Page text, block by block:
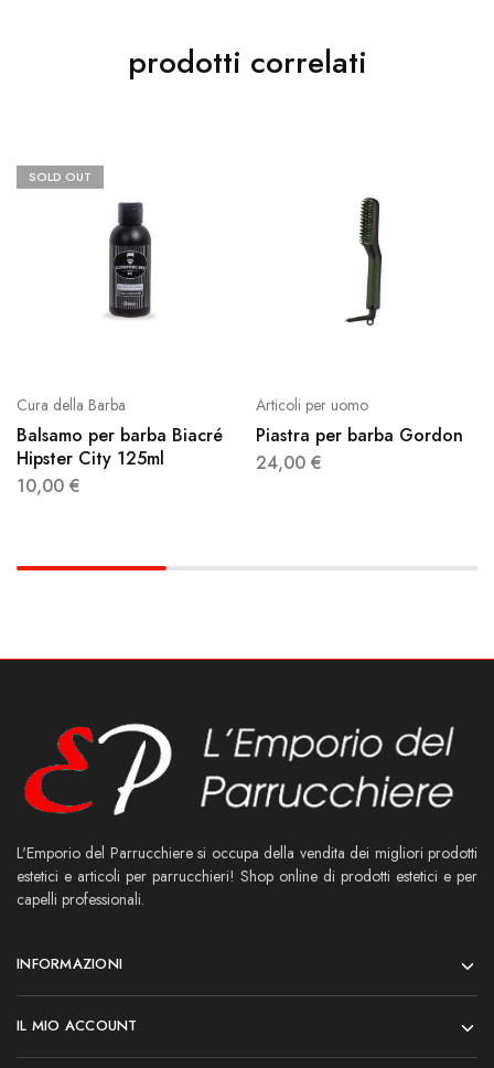
prodotti correlati
SOLD OUT
Cura della Barba
Balsamo per barba Biacré
Hipster City 125ml
10,00 €
Articoli per uomo
Piastra per barba Gordon
24,00 €
L'Emporio del Parrucchiere si occupa della vendita dei migliori prodotti
estetici e articoli per parrucchieri! Shop online di prodotti estetici e per
capelli professionali.
INFORMAZIONI
IL MIO ACCOUNT